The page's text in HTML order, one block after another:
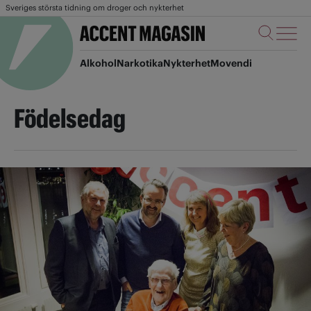
Sveriges största tidning om droger och nykterhet
AlkoholNarkotikaNykterhetMovendi
Födelsedag